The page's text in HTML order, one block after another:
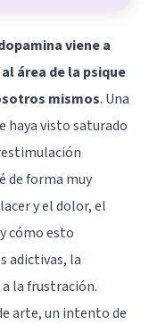
viene a
área de la psique
mismos. Una
haya visto saturado
de forma muy
y el dolor, el
cómo esto
adictivas, la
la frustración.
arte, un intento de